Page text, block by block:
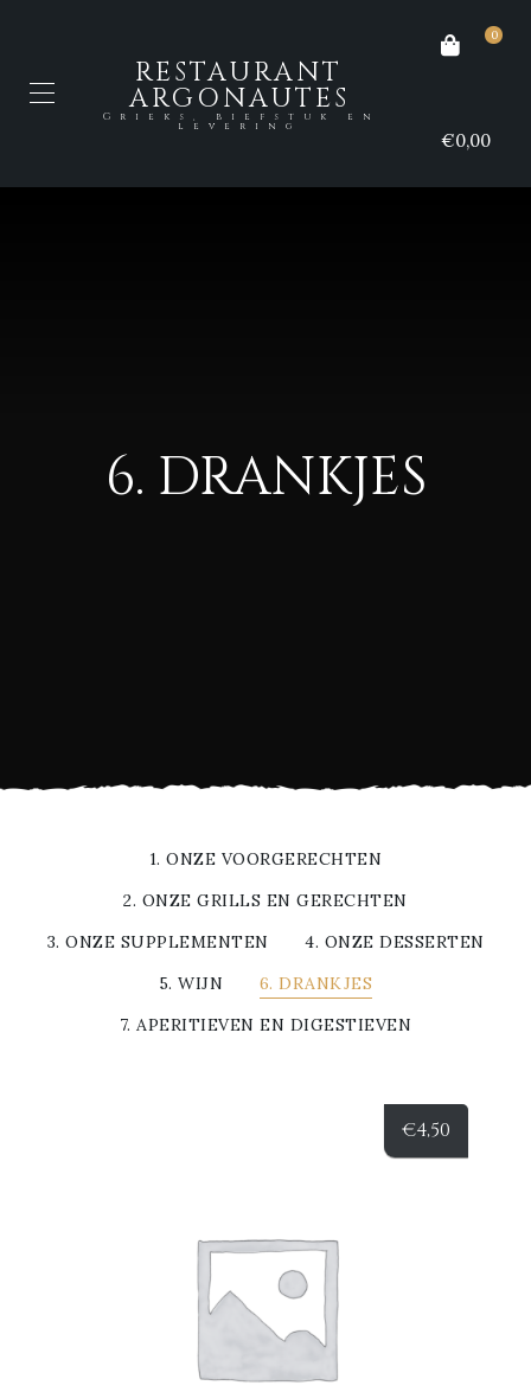
RESTAURANT
ARGONAUTES
Grieks, biefstuk en
levering
0
€0,00
6. DRANKJES
1. ONZE VOORGERECHTEN
2. ONZE GRILLS EN GERECHTEN
3. ONZE SUPPLEMENTEN
4. ONZE DESSERTEN
5. WIJN
6. DRANKJES
7. APERITIEVEN EN DIGESTIEVEN
€4,50